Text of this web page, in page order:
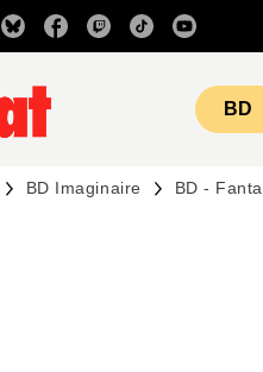
RECHERCHE CONTENU
BD
BD Imaginaire BD -